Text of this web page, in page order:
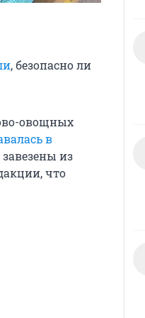
, безопасно ли
овощных
в
из
что